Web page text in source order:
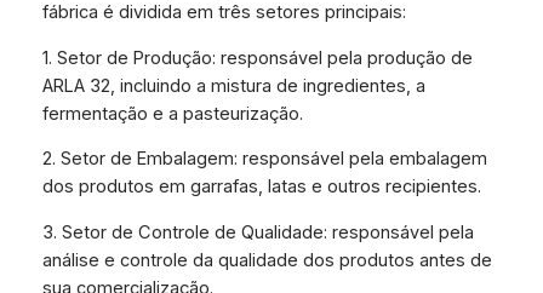
fábrica é dividida em três setores principais:
1. Setor de Produção: responsável pela produção de
ARLA 32, incluindo a mistura de ingredientes, a
fermentação e a pasteurização.
2. Setor de Embalagem: responsável pela embalagem
dos produtos em garrafas, latas e outros recipientes.
3. Setor de Controle de Qualidade: responsável pela
análise e controle da qualidade dos produtos antes de
sua comercialização.